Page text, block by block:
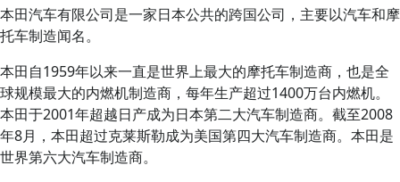
本田汽车有限公司是一家日本公共的跨国公司，主要以汽车和摩
托车制造闻名。
本田自1959年以来一直是世界上最大的摩托车制造商，也是全
球规模最大的内燃机制造商，每年生产超过1400万台内燃机。
本田于2001年超越日产成为日本第二大汽车制造商。截至2008
年8月，本田超过克莱斯勒成为美国第四大汽车制造商。本田是
世界第六大汽车制造商。